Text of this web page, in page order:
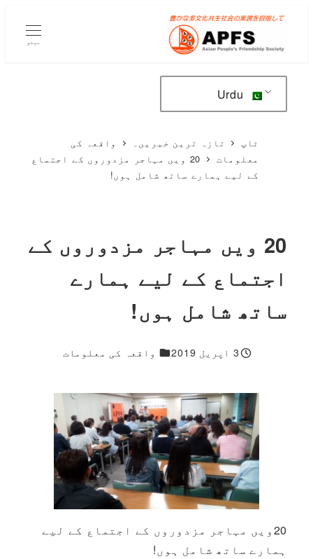
مرکزی
جائیں۔
مینو
ٹاپ تازہ ترین خبریں۔
واقعہ کی
معلومات
20 ویں مہاجر مزدوروں کے اجتماع
کے لیے ہمارے ساتھ شامل ہوں!
20 ویں مہاجر مزدوروں کے
اجتماع کے لیے ہمارے
ساتھ شامل ہوں!
شائع شدہ
3 اپریل 2019 1 مزید جواب واقعہ کی معلومات
20ویں مہاجر مزدوروں کے اجتماع کے لیے
ہمارے ساتھ شامل ہوں!